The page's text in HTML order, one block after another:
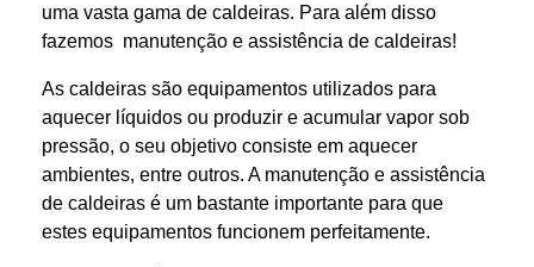
Assistência
Pós-venda
uma vasta gama de caldeiras. Para além disso
fazemos manutenção e assistência de caldeiras!
As caldeiras são equipamentos utilizados para
aquecer líquidos ou produzir e acumular vapor sob
pressão, o seu objetivo consiste em aquecer
ambientes, entre outros. A manutenção e assistência
de caldeiras é um bastante importante para que
estes equipamentos funcionem perfeitamente.